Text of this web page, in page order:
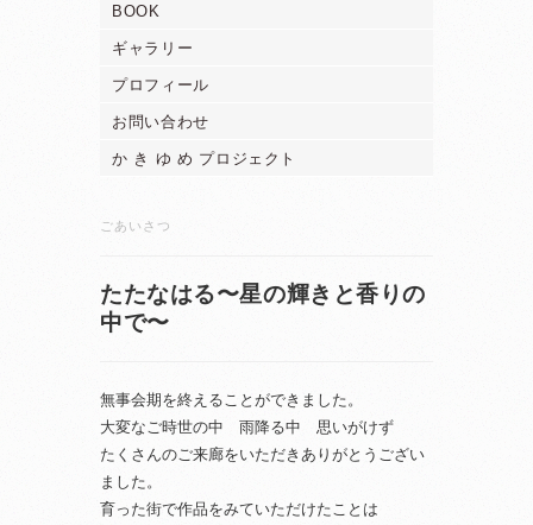
BOOK
ギャラリー
プロフィール
お問い合わせ
か き ゆ め プロジェクト
ごあいさつ
たたなはる〜星の輝きと香りの
中で〜
無事会期を終えることができました。
大変なご時世の中 雨降る中 思いがけず
たくさんのご来廊をいただきありがとうござい
ました。
育った街で作品をみていただけたことは